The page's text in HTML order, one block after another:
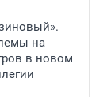
на
в новом